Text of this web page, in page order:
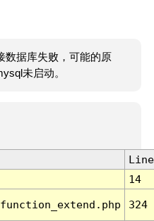
数据库失败，可能的原
未启动。
Line
14
324